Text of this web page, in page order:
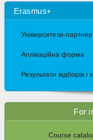
Erasmus+
Університети-
Аплікаційна форма
Результати відборів і
For
Course